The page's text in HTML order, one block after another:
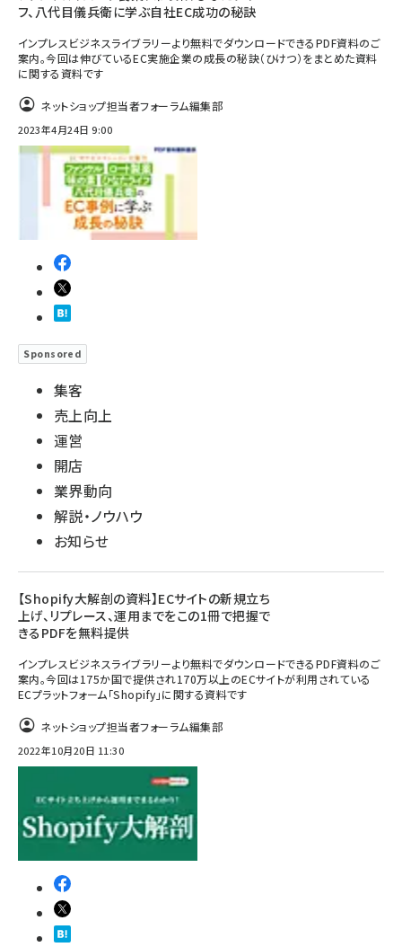
フ、八代目儀兵衛に学ぶ自社EC成功の秘訣
インプレスビジネスライブラリーより無料でダウンロードできるPDF資料のご
案内。今回は伸びているEC実施企業の成長の秘訣（ひけつ）をまとめた資料
に関する資料です
ネットショップ担当者フォーラム編集部
2023年4月24日 9:00
Sponsored
集客
売上向上
運営
開店
業界動向
解説・ノウハウ
お知らせ
【Shopify大解剖の資料】ECサイトの新規立ち
上げ、リプレース、運用までをこの1冊で把握で
きるPDFを無料提供
インプレスビジネスライブラリーより無料でダウンロードできるPDF資料のご
案内。今回は175か国で提供され170万以上のECサイトが利用されている
ECプラットフォーム「Shopify」に関する資料です
ネットショップ担当者フォーラム編集部
2022年10月20日 11:30